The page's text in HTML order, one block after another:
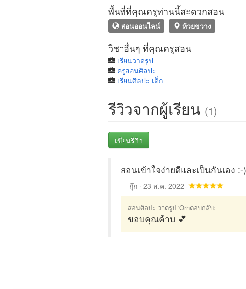
พื้นที่ที่คุณครูท่านนี้สะดวกสอน
สอนออนไลน์ ห้วยขวาง
วิชาอื่นๆ ที่คุณครูสอน
เรียนวาดรูป
ครูสอนศิลปะ
เรียนศิลปะ เด็ก
รีวิวจากผู้เรียน (1)
เขียนรีวิว
สอนเข้าใจง่ายดีและเป็นกันเอง :-)
กุ๊ก · 23 ส.ค. 2022
สอนศิลปะ วาดรูป 'Ornตอบกลับ:
ขอบคุณค้าบ 💕